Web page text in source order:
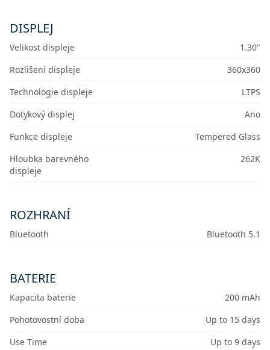
DISPLEJ
Velikost displeje
1.30"
Rozlišení displeje
360x360
Technologie displeje
LTPS
Dotykový displej
Ano
Funkce displeje
Tempered Glass
Hloubka barevného
displeje
262K
ROZHRANÍ
Bluetooth Bluetooth 5.1
BATERIE
Kapacita baterie
200 mAh
Pohotovostní doba
Up to 15 days
Use Time
Up to 9 days